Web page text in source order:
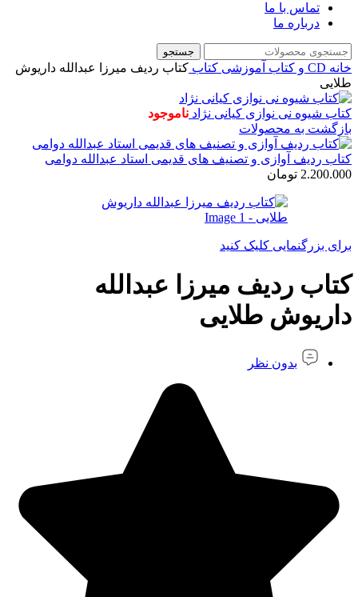
تماس با ما
درباره ما
جستجو
خانه CD و کتاب آموزشی کتاب کتاب ردیف میرزا عبدالله داریوش
طلایی
کتاب شیوه نی نوازی کیانی نژاد ناموجود
بازگشت به محصولات
کتاب ردیف آوازی و تصنیف های قدیمی استاد عبدالله دوامی
2.200.000 تومان
برای بزرگنمایی کلیک کنید
کتاب ردیف میرزا عبدالله
داریوش طلایی
بدون نظر